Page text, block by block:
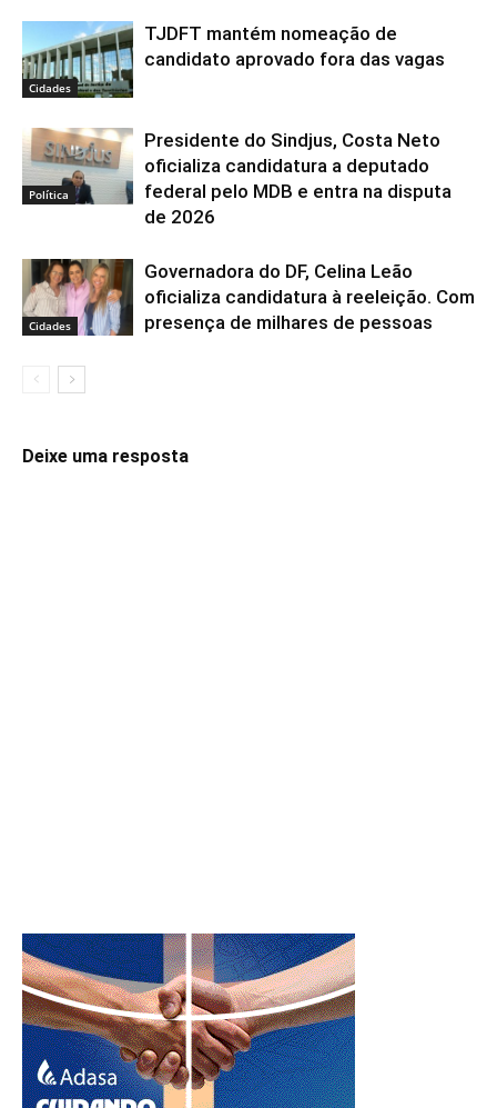
Cidades
TJDFT mantém nomeação de
candidato aprovado fora das vagas
Política
Presidente do Sindjus, Costa Neto
oficializa candidatura a deputado
federal pelo MDB e entra na disputa
de 2026
Cidades
Governadora do DF, Celina Leão
oficializa candidatura à reeleição. Com
presença de milhares de pessoas
Deixe uma resposta